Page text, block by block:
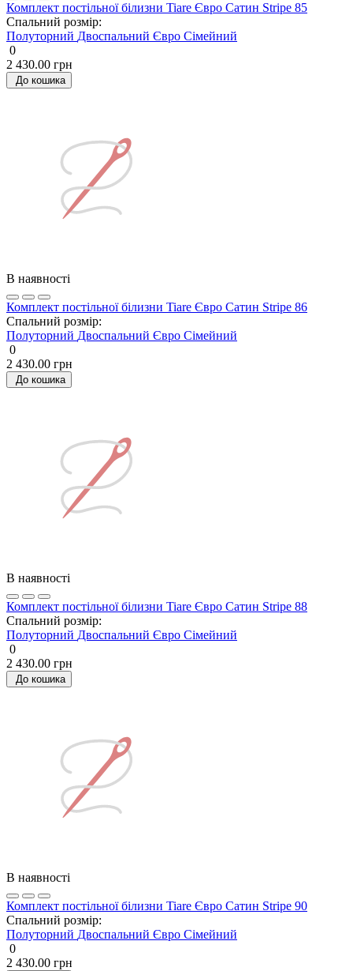
Комплект постільної білизни Tiare Євро Сатин Stripe 85
Спальний розмір:
Полуторний Двоспальний Євро Сімейний
0
2 430.00 грн
До кошика
В наявності
Комплект постільної білизни Tiare Євро Сатин Stripe 86
Спальний розмір:
Полуторний Двоспальний Євро Сімейний
0
2 430.00 грн
До кошика
В наявності
Комплект постільної білизни Tiare Євро Сатин Stripe 88
Спальний розмір:
Полуторний Двоспальний Євро Сімейний
0
2 430.00 грн
До кошика
В наявності
Комплект постільної білизни Tiare Євро Сатин Stripe 90
Спальний розмір:
Полуторний Двоспальний Євро Сімейний
0
2 430.00 грн